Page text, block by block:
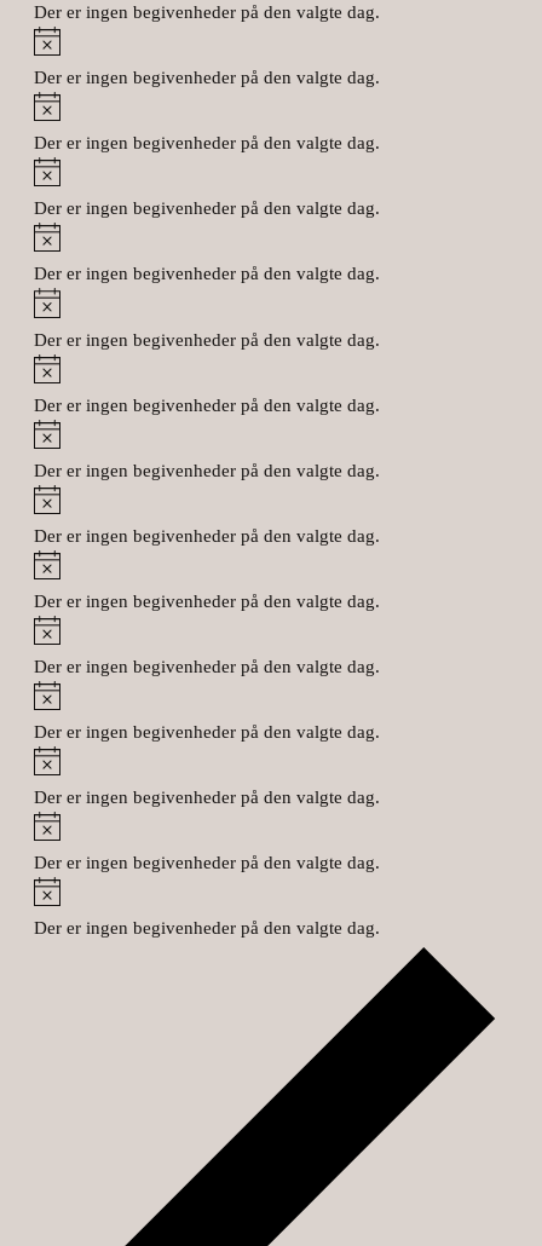
Der er ingen begivenheder på den valgte dag.
Notice
Der er ingen begivenheder på den valgte dag.
Notice
Der er ingen begivenheder på den valgte dag.
Notice
Der er ingen begivenheder på den valgte dag.
Notice
Der er ingen begivenheder på den valgte dag.
Notice
Der er ingen begivenheder på den valgte dag.
Notice
Der er ingen begivenheder på den valgte dag.
Notice
Der er ingen begivenheder på den valgte dag.
Notice
Der er ingen begivenheder på den valgte dag.
Notice
Der er ingen begivenheder på den valgte dag.
Notice
Der er ingen begivenheder på den valgte dag.
Notice
Der er ingen begivenheder på den valgte dag.
Notice
Der er ingen begivenheder på den valgte dag.
Notice
Der er ingen begivenheder på den valgte dag.
Notice
Der er ingen begivenheder på den valgte dag.